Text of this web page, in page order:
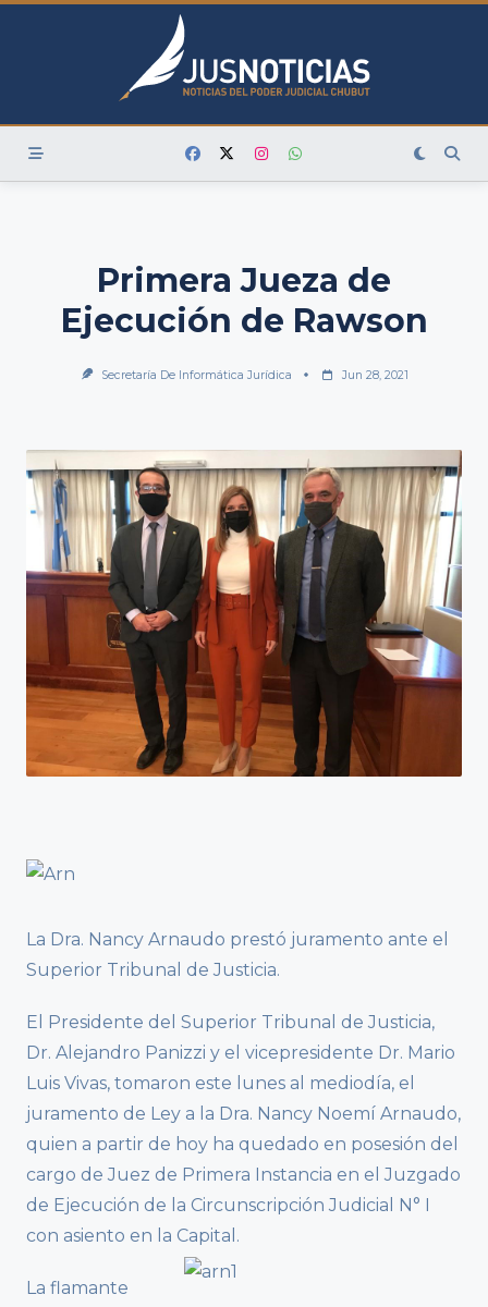
Skip
Primera Jueza de
Ejecución de Rawson
Secretaría De Informática Jurídica Jun 28, 2021
La Dra. Nancy Arnaudo prestó juramento ante el
Superior Tribunal de Justicia.
El Presidente del Superior Tribunal de Justicia,
Dr. Alejandro Panizzi y el vicepresidente Dr. Mario
Luis Vivas, tomaron este lunes al mediodía, el
juramento de Ley a la Dra. Nancy Noemí Arnaudo,
quien a partir de hoy ha quedado en posesión del
cargo de Juez de Primera Instancia en el Juzgado
de Ejecución de la Circunscripción Judicial N° I
con asiento en la Capital.
La flamante